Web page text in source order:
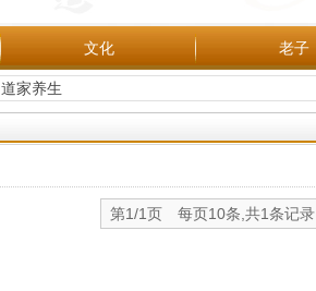
文化 老子
道家养生
第1/1页 每页10条,共1条记录